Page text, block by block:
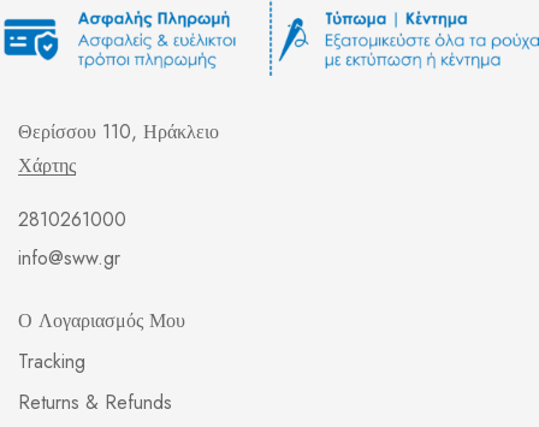
Θερίσσου 110, Ηράκλειο
Χάρτης
2810261000
info@sww.gr
Ο Λογαριασμός Μου
Tracking
Returns & Refunds